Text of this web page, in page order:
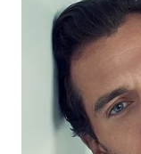
SUBANG
WN
WN
PURWAKARTA